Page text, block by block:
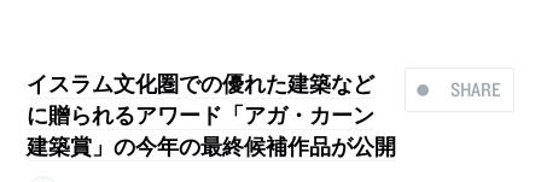
SHARE
イスラム文化圏での優れた建築など
に贈られるアワード「アガ・カーン
建築賞」の今年の最終候補作品が公開